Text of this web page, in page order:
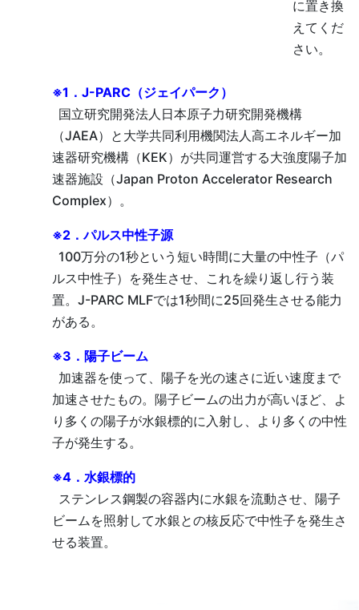
に置き換
えてくだ
さい。
※1．J-PARC（ジェイパーク）
国立研究開発法人日本原子力研究開発機構
（JAEA）と大学共同利用機関法人高エネルギー加
速器研究機構（KEK）が共同運営する大強度陽子加
速器施設（Japan Proton Accelerator Research
Complex）。
※2．パルス中性子源
100万分の1秒という短い時間に大量の中性子（パ
ルス中性子）を発生させ、これを繰り返し行う装
置。J-PARC MLFでは1秒間に25回発生させる能力
がある。
※3．陽子ビーム
加速器を使って、陽子を光の速さに近い速度まで
加速させたもの。陽子ビームの出力が高いほど、よ
り多くの陽子が水銀標的に入射し、より多くの中性
子が発生する。
※4．水銀標的
ステンレス鋼製の容器内に水銀を流動させ、陽子
ビームを照射して水銀との核反応で中性子を発生さ
せる装置。